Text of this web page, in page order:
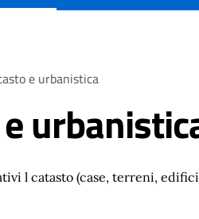
e urbanistica
l catasto (case, terreni,